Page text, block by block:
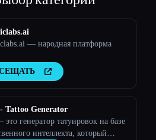
— народная платформа
Tattoo Generator
генератор татуировок на базе
интеллекта, который